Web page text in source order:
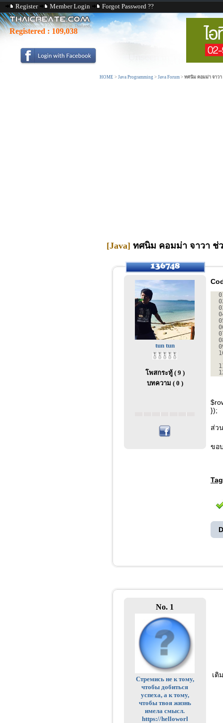
Register Member Login Forgot Password ??
Registered : 109,038
HOME > Java Programming > Java Forum > ทศนิม คอมม่า จาว
[Java] ทศนิม คอมม่า จาวา
tun tun
โพสกระทู้ ( 9 )
บทความ ( 0 )
});
ส่ว
ขอ
Tag
No. 1
Стремись не к тому,
чтобы добиться
успеха, а к тому,
чтобы твоя жизнь
имела смысл.
https://helloworl
เติ